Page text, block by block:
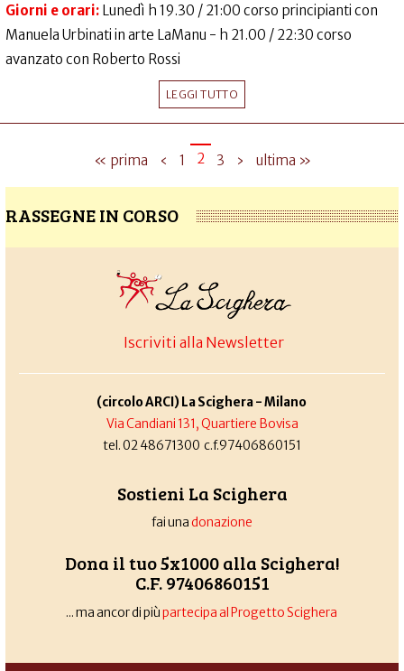
Giorni e orari: Lunedì h 19.30 / 21:00 corso principianti con
Manuela Urbinati in arte LaManu - h 21.00 / 22:30 corso
avanzato con Roberto Rossi
LEGGI TUTTO
« prima ‹ 1 2 3 › ultima »
RASSEGNE IN CORSO
Iscriviti alla Newsletter
(circolo ARCI) La Scighera - Milano
Via Candiani 131, Quartiere Bovisa
tel. 02 48671300 c.f.97406860151
Sostieni La Scighera
fai unadonazione
Dona il tuo 5x1000 alla Scighera!
C.F. 97406860151
... ma ancor di piùpartecipa al Progetto Scighera